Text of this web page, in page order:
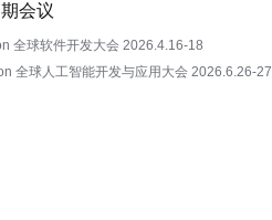
会议
全球软件开发大会 2026.4.16-18
全球人工智能开发与应用大会 2026.6.26-27